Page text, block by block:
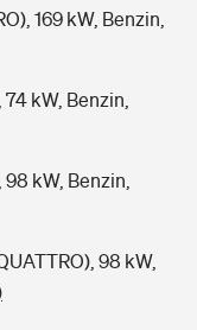
169 kW, Benzin,
kW, Benzin,
kW, Benzin,
98 kW,